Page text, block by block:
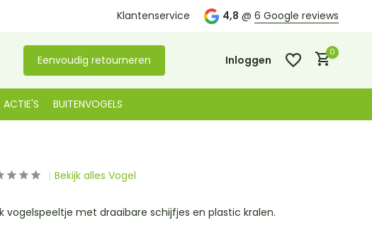
Kom langs in onzewinkel in De Lier
Klantenservice 4,8 @ 6 Google reviews
Eenvoudig retourneren Inloggen
0
ACTIE'S BUITENVOGELS
Bekijk alles Vogel
vogelspeeltje met draaibare schijfjes en plastic kralen.